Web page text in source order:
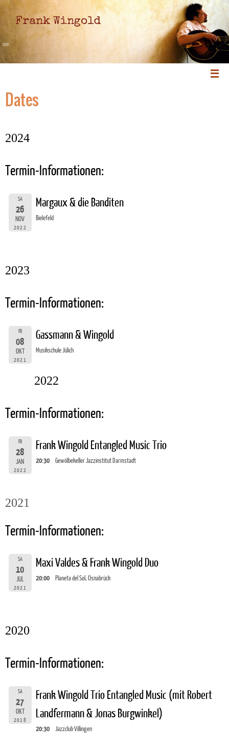
Frank Wingold
Dates
2024
Termin-Informationen:
SA
26
NOV
2022
Margaux & die Banditen
Bielefeld
2023
Termin-Informationen:
FR
08
OKT
2021
Gassmann & Wingold
Musikschule Jülich
2022
Termin-Informationen:
FR
28
JAN
2022
Frank Wingold Entangled Music Trio
20:30 Gewölbekeller Jazzinstitut Darmstadt
2021
Termin-Informationen:
SA
10
JUL
2021
Maxi Valdes & Frank Wingold Duo
20:00 Planeta del Sol, Osnabrück
2020
Termin-Informationen:
SA
27
OKT
2018
Frank Wingold Trio Entangled Music (mit Robert
Landfermann & Jonas Burgwinkel)
20:30 Jazzclub Villingen